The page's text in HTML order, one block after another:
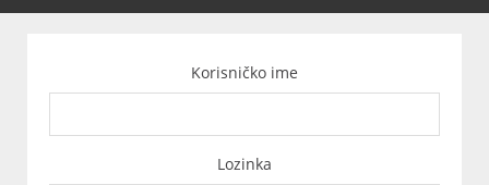
Korisničko ime
Lozinka